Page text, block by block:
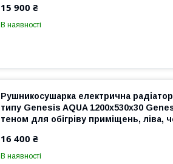
15 900 ₴
В наявності
Рушникосушарка електрична
типу Genesis AQUA 1200х530х30
теном для обігріву приміщень, ліва,
16 400 ₴
В наявності